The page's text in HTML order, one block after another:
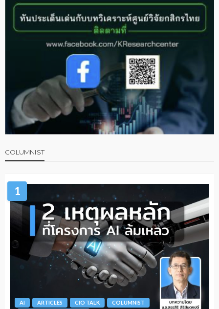
COLUMNIST
1
AI ARTICLES CIO TALK
COLUMNIST